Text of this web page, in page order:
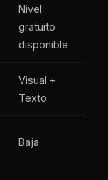
Nivel
gratuito
disponible
Visual +
Texto
Baja